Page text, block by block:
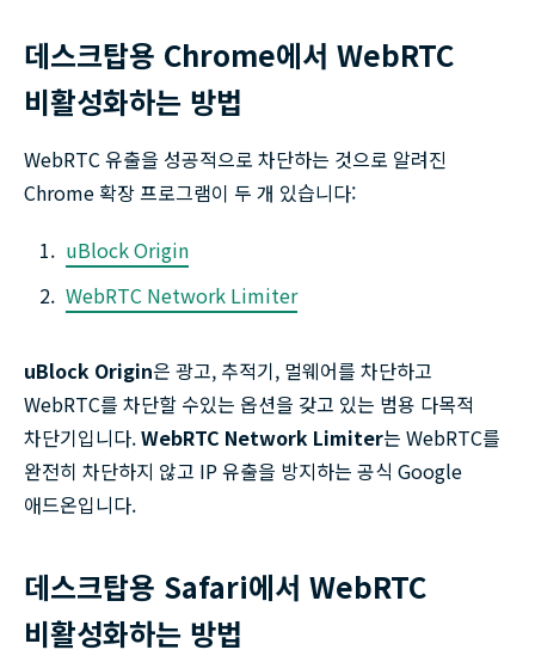
데스크탑용 Chrome에서 WebRTC
비활성화하는 방법
WebRTC 유출을 성공적으로 차단하는 것으로 알려진
Chrome 확장 프로그램이 두 개 있습니다:
uBlock Origin
WebRTC Network Limiter
uBlock Origin은 광고, 추적기, 멀웨어를 차단하고
WebRTC를 차단할 수있는 옵션을 갖고 있는 범용 다목적
차단기입니다.WebRTC Network Limiter는 WebRTC를
완전히 차단하지 않고 IP 유출을 방지하는 공식 Google
애드온입니다.
데스크탑용 Safari에서 WebRTC
비활성화하는 방법